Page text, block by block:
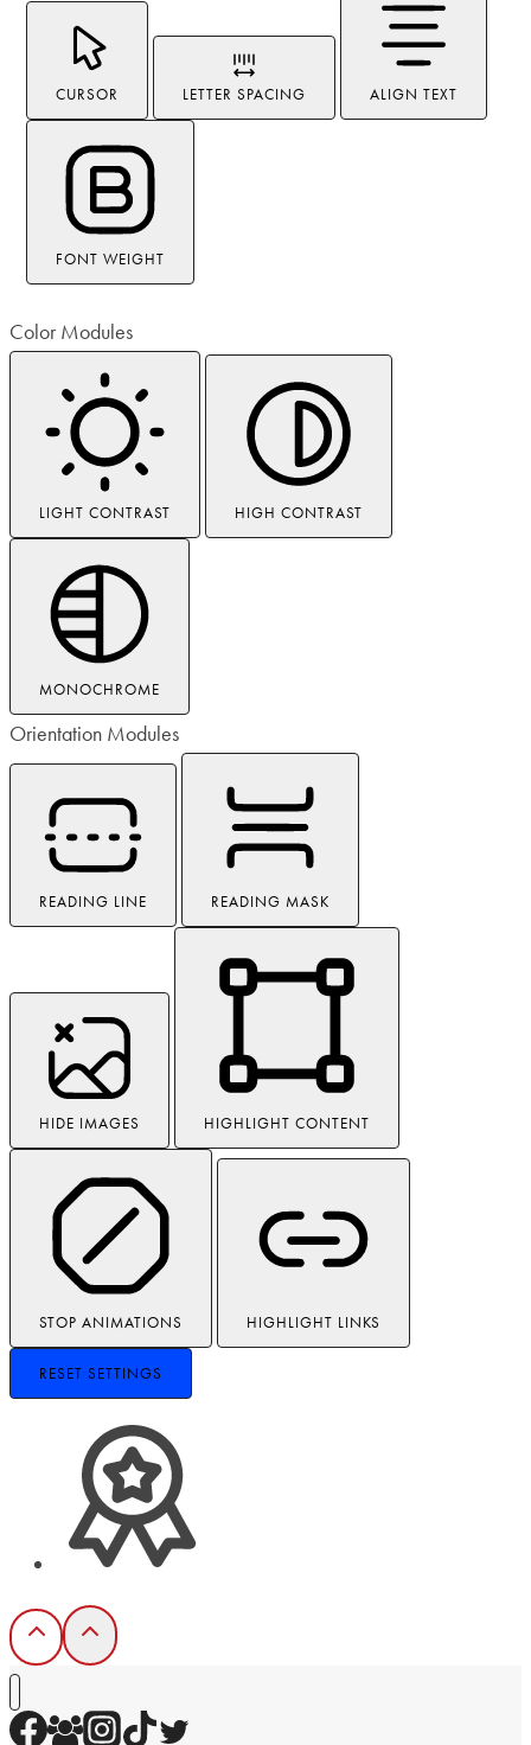
CURSOR LETTER SPACING ALIGN TEXT
FONT WEIGHT
Color Modules
LIGHT CONTRAST HIGH CONTRAST
MONOCHROME
Orientation Modules
READING LINE READING MASK
HIDE IMAGES HIGHLIGHT CONTENT
STOP ANIMATIONS HIGHLIGHT LINKS
RESET SETTINGS